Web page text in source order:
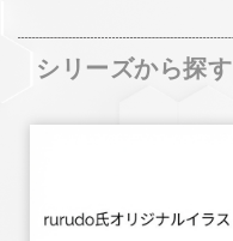
シリーズから探す